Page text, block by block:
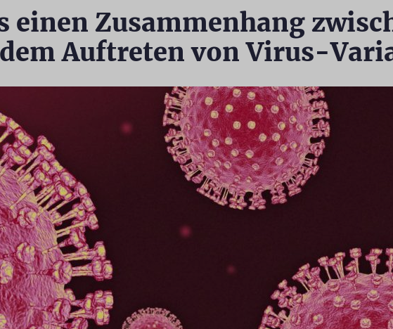
einen Zusammenhang
dem Auftreten von Virus-